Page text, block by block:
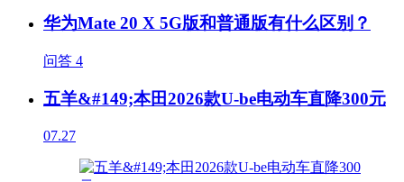
华为Mate 20 X 5G版和普通版有什么区别？
问答 4
五羊&#149;本田2026款U-be电动车直降300元
07.27